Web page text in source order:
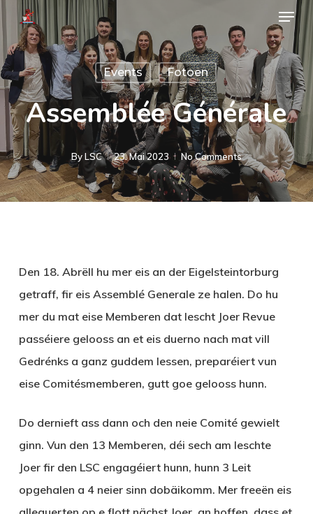
Skip
to
main
content
Menu
Events Fotoen
Assemblée Générale
ByLSC 23. Mai 2023 No Comments
Den 18. Abrëll hu mer eis an der Eigelsteintorburg
getraff, fir eis Assemblé Generale ze halen. Do hu
mer du mat eise Memberen dat lescht Joer Revue
passéiere gelooss an et eis duerno nach mat vill
Gedrénks a ganz guddem Iessen, preparéiert vun
eise Comitésmemberen, gutt goe gelooss hunn.
Do dernieft ass dann och den neie Comité gewielt
ginn. Vun den 13 Memberen, déi sech am leschte
Joer fir den LSC engagéiert hunn, hunn 3 Leit
opgehalen a 4 neier sinn dobäikomm. Mer freeën eis